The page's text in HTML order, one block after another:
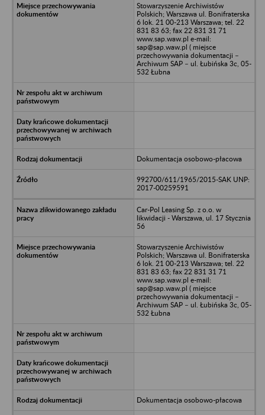
Stowarzyszenie Archiwistów
Polskich; Warszawa ul. Bonifraterska
6 lok. 21 00-213 Warszawa; tel. 22
831 83 63; fax 22 831 31 71
www.sap.waw.pl e-mail:
sap@sap.waw.pl ( miejsce
przechowywania dokumentacji –
Archiwum SAP – ul. Łubińska 3c, 05-
532 Łubna
Dokumentacja osobowo-płacowa
992700/611/1965/2015-SAK UNP:
2017-00259591
Car-Pol Leasing Sp. z o.o. w
likwidacji - Warszawa, ul. 17 Stycznia
56
Stowarzyszenie Archiwistów
Polskich; Warszawa ul. Bonifraterska
6 lok. 21 00-213 Warszawa; tel. 22
831 83 63; fax 22 831 31 71
www.sap.waw.pl e-mail:
sap@sap.waw.pl ( miejsce
przechowywania dokumentacji –
Archiwum SAP – ul. Łubińska 3c, 05-
532 Łubna
Dokumentacja osobowo-płacowa